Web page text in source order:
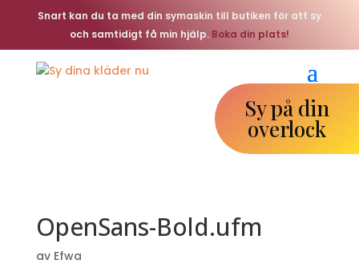
Snart kan du ta med din symaskin till butiken för att sy
och samtidigt få min hjälp. Boka din plats!
Sy på din
overlock
OpenSans-Bold.ufm
av Efwa